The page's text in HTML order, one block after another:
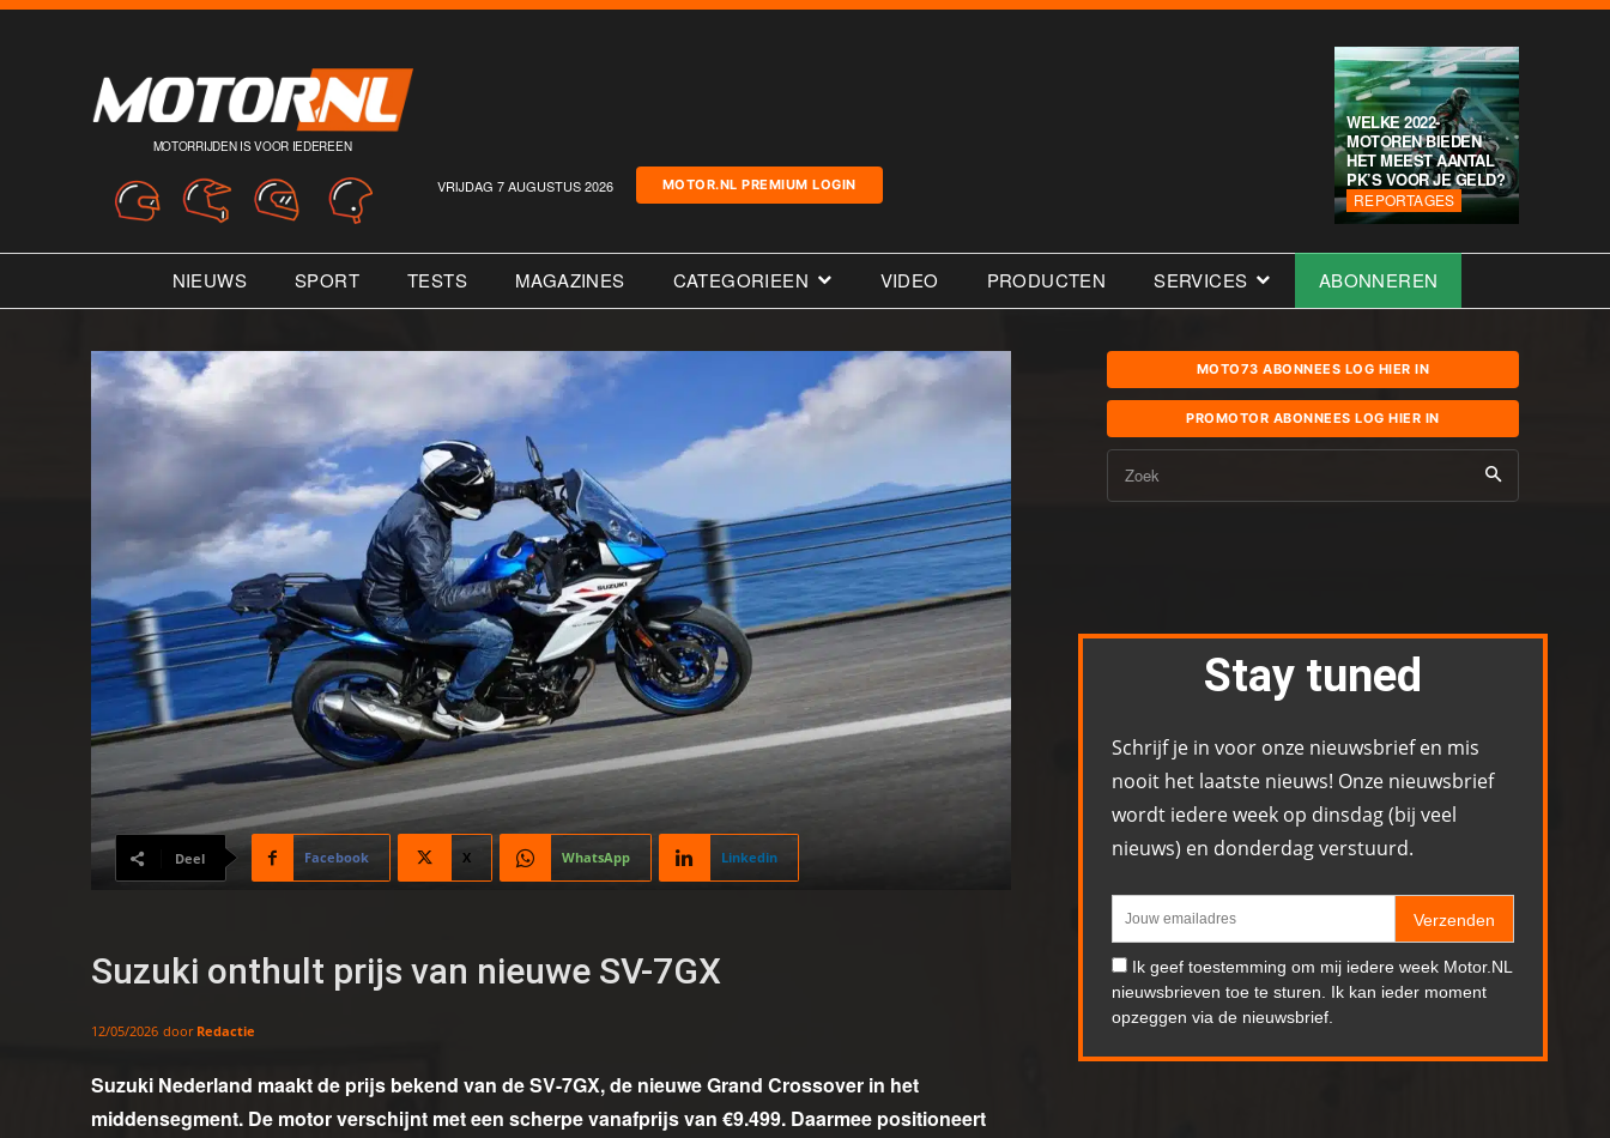
MOTORRIJDEN IS VOOR IEDEREEN
VRIJDAG 7 AUGUSTUS 2026 MOTOR.NL PREMIUM LOGIN
WELKE 2022-
MOTOREN BIEDEN
HET MEEST AANTAL
PK’S VOOR JE GELD?
REPORTAGES
NIEUWS SPORT TESTS MAGAZINES CATEGORIEEN VIDEO PRODUCTEN SERVICES ABONNEREN
Deel Facebook X WhatsApp Linkedin
Suzuki onthult prijs van nieuwe SV-7GX
12/05/2026 door Redactie
Suzuki Nederland maakt de prijs bekend van de SV-7GX, de nieuwe Grand Crossover in het
middensegment. De motor verschijnt met een scherpe vanafprijs van €9.499. Daarmee positioneert
MOTO73 ABONNEES LOG HIER IN
PROMOTOR ABONNEES LOG HIER IN
Zoek
Stay tuned
Schrijf je in voor onze nieuwsbrief en mis
nooit het laatste nieuws! Onze nieuwsbrief
wordt iedere week op dinsdag (bij veel
nieuws) en donderdag verstuurd.
Verzenden
Ik geef toestemming om mij iedere week Motor.NL
nieuwsbrieven toe te sturen. Ik kan ieder moment
opzeggen via de nieuwsbrief.